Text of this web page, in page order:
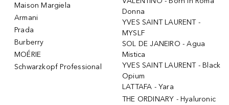
Maison Margiela
Armani
Prada
Burberry
MOÉRIE
Schwarzkopf Professional
Donna
YVES SAINT LAURENT -
MYSLF
SOL DE JANEIRO - Agua
Mistica
YVES SAINT LAURENT - Black
Opium
LATTAFA - Yara
THE ORDINARY - Hyaluronic